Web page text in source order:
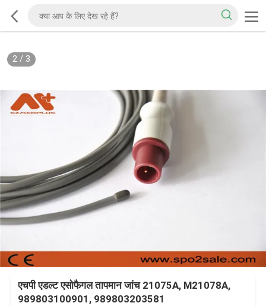
2/ 3
एचपी एडल्ट एसोफैगल तापमान जांच 21075A, M21078A,
989803100901, 989803203581